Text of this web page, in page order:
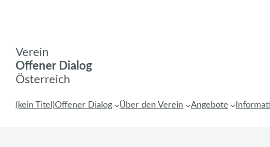
Verein
Offener Dialog
Österreich
(kein Titel)Offener Dialog Über den Verein Angebote